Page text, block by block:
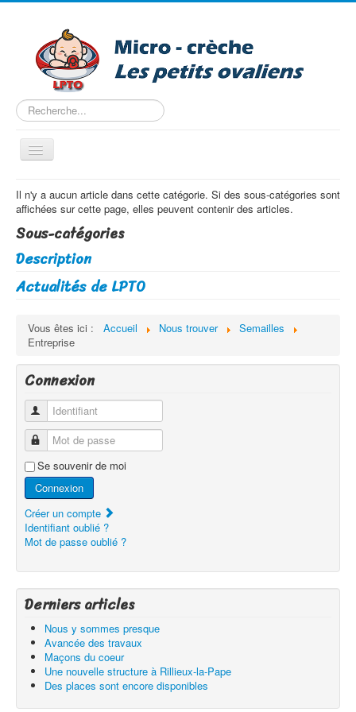
Rechercher
Basculer
la
Accueil
Nous trouver
Projet pédagogique
Les horaires
Entreprise
Pré-inscription
Il n'y a aucun article dans cette catégorie. Si des sous-catégories sont
affichées sur cette page, elles peuvent contenir des articles.
Sous-catégories
Description
Actualités de LPTO
Vous êtes ici : Accueil Nous trouver
Semailles
Entreprise
Connexion
Identifiant
Mot de passe
Se souvenir de moi
Connexion
Créer un compte
Identifiant oublié ?
Mot de passe oublié ?
Derniers articles
Nous y sommes presque
Avancée des travaux
Maçons du coeur
Une nouvelle structure à Rillieux-la-Pape
Des places sont encore disponibles